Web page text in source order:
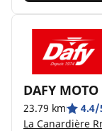
DAFY
23.79 km 4.4/